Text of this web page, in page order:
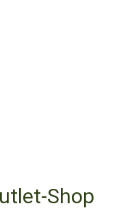
Shop